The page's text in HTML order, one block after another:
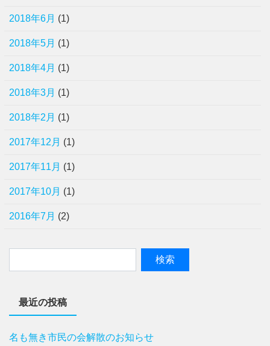
2018年6月 (1)
2018年5月 (1)
2018年4月 (1)
2018年3月 (1)
2018年2月 (1)
2017年12月 (1)
2017年11月 (1)
2017年10月 (1)
2016年7月 (2)
最近の投稿
名も無き市民の会解散のお知らせ